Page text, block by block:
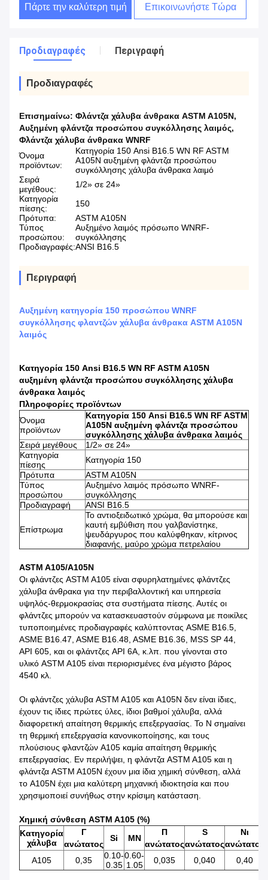
Πάρτε την καλύτερη τιμή Επικοινωνήστε Τώρα
Προδιαγραφές Περιγραφή
Προδιαγραφές
Επισημαίνω: Φλάντζα χάλυβα άνθρακα ASTM A105N,
Αυξημένη φλάντζα προσώπου συγκόλλησης λαιμός,
Φλάντζα χάλυβα άνθρακα WNRF
Όνομα
προϊόντων:
Κατηγορία 150 Ansi B16.5 WN RF ASTM
A105N αυξημένη φλάντζα προσώπου
συγκόλλησης χάλυβα άνθρακα λαιμό
Σειρά
μεγέθους:
1/2» σε 24»
Κατηγορία
πίεσης:
150
Πρότυπα:
ASTM A105N
Τύπος
προσώπου:
Αυξημένο λαιμός πρόσωπο WNRF-
συγκόλλησης
Προδιαγραφές:ANSI B16.5
Περιγραφή
Αυξημένη κατηγορία 150 προσώπου WNRF
συγκόλλησης φλαντζών χάλυβα άνθρακα ASTM A105N
λαιμός
Κατηγορία 150 Ansi B16.5 WN RF ASTM A105N
αυξημένη φλάντζα προσώπου συγκόλλησης χάλυβα
άνθρακα λαιμός
Πληροφορίες προϊόντων
Όνομα
προϊόντων
Κατηγορία 150 Ansi B16.5 WN RF ASTM
A105N αυξημένη φλάντζα προσώπου
συγκόλλησης χάλυβα άνθρακα λαιμός
Σειρά μεγέθους
1/2» σε 24»
Κατηγορία
πίεσης
Κατηγορία 150
Πρότυπα
ASTM A105N
Τύπος
προσώπου
Αυξημένο λαιμός πρόσωπο WNRF-
συγκόλλησης
Προδιαγραφή
ANSI B16.5
Επίστρωμα
Το αντιοξειδωτικό χρώμα, θα μπορούσε και
καυτή εμβύθιση που γαλβανίστηκε,
ψευδάργυρος που καλύφθηκαν, κίτρινος
διαφανής, μαύρο χρώμα πετρελαίου
ASTM A105/A105N
Οι φλάντζες ASTM A105 είναι σφυρηλατημένες φλάντζες
χάλυβα άνθρακα για την περιβαλλοντική και υπηρεσία
υψηλός-θερμοκρασίας στα συστήματα πίεσης. Αυτές οι
φλάντζες μπορούν να κατασκευαστούν σύμφωνα με ποικίλες
τυποποιημένες προδιαγραφές καλύπτοντας ASME B16.5,
ASME B16.47, ASME B16.48, ASME B16.36, MSS SP 44,
API 605, και οι φλάντζες API 6A, κ.λπ. που γίνονται στο
υλικό ASTM A105 είναι περιορισμένες ένα μέγιστο βάρος
4540 κλ.
Οι φλάντζες χάλυβα ASTM A105 και A105N δεν είναι ίδιες,
έχουν τις ίδιες πρώτες ύλες, ίδιοι βαθμοί χάλυβα, αλλά
διαφορετική απαίτηση θερμικής επεξεργασίας. Το Ν σημαίνει
τη θερμική επεξεργασία κανονικοποίησης, και τους
πλούσιους φλαντζών A105 καμία απαίτηση θερμικής
επεξεργασίας. Εν περιλήψει, η φλάντζα ASTM A105 και η
φλάντζα ASTM A105N έχουν μια ίδια χημική σύνθεση, αλλά
το A105N έχει μια καλύτερη μηχανική ιδιοκτησία και που
χρησιμοποιεί συνήθως στην κρίσιμη κατάσταση.
Χημική σύνθεση ASTM A105 (%)
Κατηγορία
χάλυβα
Γ
ανώτατος
Si ΜΝ
Π
ανώτατος
S
ανώτατος
Νι
ανώτατος
A105
0,35
0.10-
0.35
0.60-
1.05
0,035 0,040 0,40